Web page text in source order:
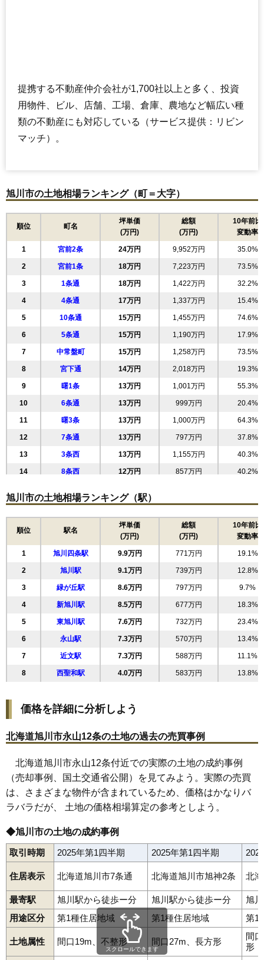
提携する不動産仲介会社が1,700社以上と多く、投資
用物件、ビル、店舗、工場、倉庫、農地など幅広い種
類の不動産にも対応している（サービス提供：リビン
マッチ）。
旭川市の土地相場ランキング（町＝大字）
順位 町名
坪単価
(万円)
総額
(万円)
10年前比
変動率
1 宮前2条 24万円 9,952万円 35.0%
2 宮前1条 18万円 7,223万円 73.5%
3 1条通 18万円 1,422万円 32.2%
4 4条通 17万円 1,337万円 15.4%
5 10条通 15万円 1,455万円 74.6%
6 5条通 15万円 1,190万円 17.9%
7 中常盤町 15万円 1,258万円 73.5%
8 宮下通 14万円 2,018万円 19.3%
9 曙1条 13万円 1,001万円 55.3%
10 6条通 13万円 999万円 20.4%
11 曙3条 13万円 1,000万円 64.3%
12 7条通 13万円 797万円 37.8%
13 3条西 13万円 1,155万円 40.3%
14 8条西 12万円 857万円 40.2%
16 6条西 12万円 708万円 41.2%
12万円 1,048万円 3.4%
12万円 734万円 41.6%
19 7条西 12万円 785万円 43.8%
20 南6条通 11万円 893万円 50.9%
21 南8条通 11万円 751万円 55.9%
22 南7条通 11万円 556万円 54.8%
23 南4条通 11万円 773万円 52.2%
24 南5条通 11万円 773万円 56.9%
25 5条西 11万円 1,554万円 30.0%
26 豊岡2条 11万円 825万円 27.2%
28 神楽1条 11万円
30 東光6条 11万円 769万円 28.3%
31 東光7条 11万円 797万円 30.8%
32 東光8条 11万円 870万円 29.1%
33 豊岡5条 10万円 830万円 17.7%
東光5条 10万円 780万円
35 豊岡6条
36 豊岡1条 10万円 769万円 33.9%
37 神楽2条 10万円 705万円 2.8%
38 豊岡3条 10万円 733万円 36.3%
39 豊岡8条 9.9万円 771万円 22.5%
40 東光3条 9.8万円 735万円 17.1%
9.7万円 19.3%
9.6万円 10.3%
旭川市の土地相場ランキング（駅）
順位 駅名
坪単価
(万円)
総額
(万円)
10年前比
変動率
1 旭川四条駅 9.9万円 771万円 19.1%
2 旭川駅 9.1万円 739万円 12.8%
3 緑が丘駅 8.6万円 797万円 9.7%
4 新旭川駅 8.5万円 677万円 18.3%
5 東旭川駅 7.6万円 732万円 23.4%
6 永山駅 7.3万円 570万円 13.4%
7 近文駅 7.3万円 588万円 11.1%
8 西聖和駅 4.0万円 583万円 13.8%
価格を詳細に分析しよう
北海道旭川市永山12条の土地の過去の売買事例
北海道旭川市永山12条付近での実際の土地の成約事例
（売却事例、国土交通省公開）を見てみよう。実際の売買
は、さまざまな物件が含まれているため、価格はかなりバ
ラバラだが、 土地の価格相場算定の参考としよう。
◆旭川市の土地の成約事例
取引時期 2025年第1四半期 2025年第1四半期
住居表示 北海道旭川市7条通 北海道旭川市旭神2条 北
最寄駅 旭川駅から徒歩ー分 旭川駅から徒歩ー分
旭
用途区分
第1種住居地域 第1種住居地域 第1
土地属性 間口19m、不整形 間口27m、長方形
間
形
スクロールできます